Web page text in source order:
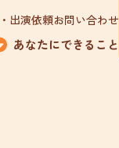
出演依頼お問い合わせ
あなたにできること